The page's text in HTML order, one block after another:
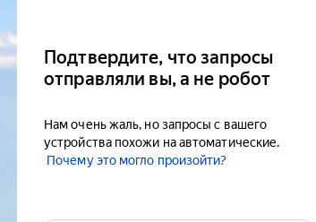
Подтвердите, что запросы
отправляли вы, а не робот
Нам очень жаль, но запросы с вашего
устройства похожи на автоматические.
Почему это могло произойти?